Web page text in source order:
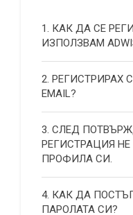
1. КАК ДА СЕ
ИЗПОЛЗВАМ
2. РЕГИСТРИРАХ
EMAIL?
3. СЛЕД
РЕГИСТРАЦИЯ
ПРОФИЛА СИ.
4. КАК ДА
ПАРОЛАТА СИ?